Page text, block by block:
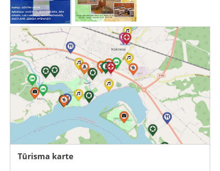
Tūrisma karte